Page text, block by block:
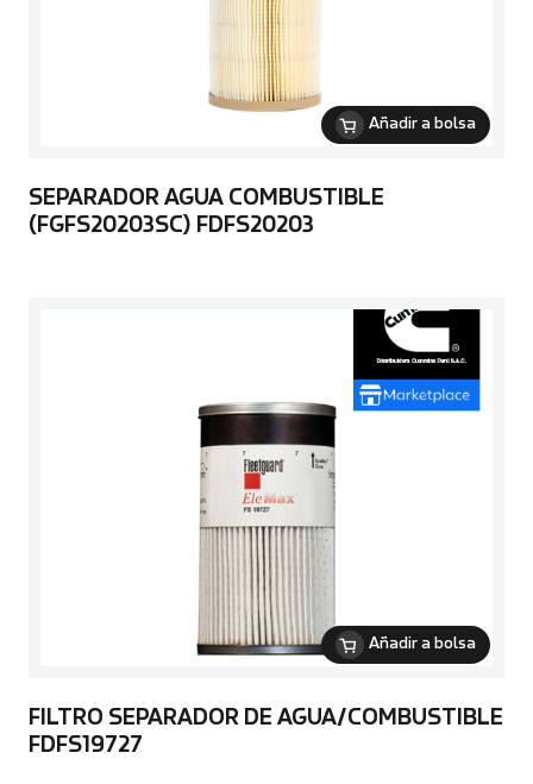
Añadir a bolsa
SEPARADOR AGUA COMBUSTIBLE
(FGFS20203SC) FDFS20203
Añadir a bolsa
FILTRO SEPARADOR DE AGUA/COMBUSTIBLE
FDFS19727